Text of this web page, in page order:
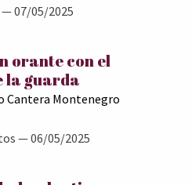
— 07/05/2025
orante con el
la guarda
Cantera Montenegro
— 06/05/2025